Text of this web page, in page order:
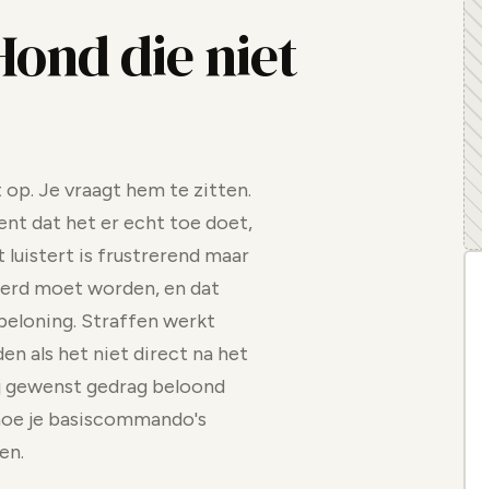
die niet
Je vraagt hem te zitten.
dat het er echt toe doet,
luistert is frustrerend maar
moet worden, en dat
Straffen werkt
als het niet direct na het
gedrag beloond
je basiscommando's